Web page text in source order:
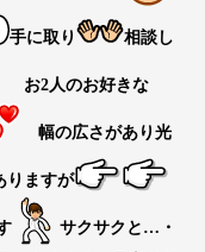
手に取り 相談し
2人のお好きな
幅の広さがあり光
りますが
サクサクと…・